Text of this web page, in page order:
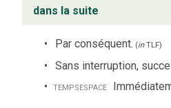
dans la suite
Par conséquent. (inTLF)
Sans interruption,
tempsespace